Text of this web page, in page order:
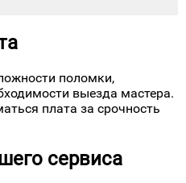
поломки,
выезда мастера.
плата за срочность
сервиса